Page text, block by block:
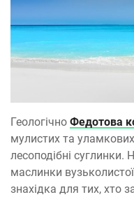
Геологічно Федотова
мулистих та
лесоподібні суглинки.
маслинки
знахідка для тих, хто